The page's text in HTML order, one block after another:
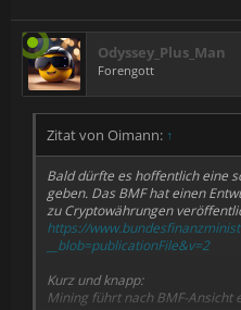
Odyssey_Plus_Man
Forengott
Zitat von Oimann: ↑
Bald dürfte es hoffentlich eine
geben. Das BMF hat einen
zu Cryptowährungen
https://
__blob=publicationFile&v=2
Kurz und knapp:
Mining führt nach BMF-Ansicht